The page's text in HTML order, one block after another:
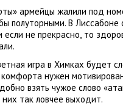
армейцы жалили под
полуторными. В
если не прекрасно, то
игра в Химках будет
нужен
взять чужое слово «
них так ловчее выходит.